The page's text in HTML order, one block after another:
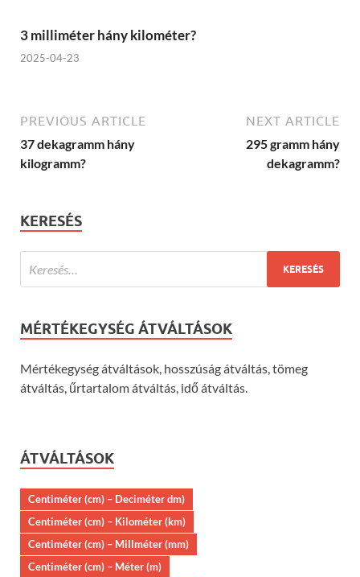
3 milliméter hány kilométer?
2025-04-23
PREVIOUS ARTICLE
37 dekagramm hány
kilogramm?
NEXT ARTICLE
295 gramm hány
dekagramm?
KERESÉS
MÉRTÉKEGYSÉG ÁTVÁLTÁSOK
Mértékegység átváltások, hosszúság átváltás, tömeg
átváltás, űrtartalom átváltás, idő átváltás.
ÁTVÁLTÁSOK
Centiméter (cm) – Deciméter dm)
Centiméter (cm) – Kilométer (km)
Centiméter (cm) – Millméter (mm)
Centiméter (cm) – Méter (m)